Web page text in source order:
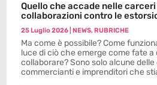
Quello che accade nelle
collaborazioni contro le
25 Luglio 2026 |NEWS,RUBRICHE
Ma come è possibile? Come
luce di ciò che emerge come fate
collaborare? Sono solo alcune
commercianti e imprenditori che